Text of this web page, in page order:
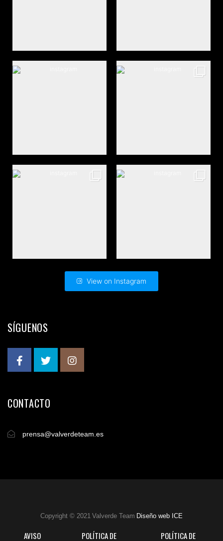
View on Instagram
SÍGUENOS
CONTACTO
prensa@valverdeteam.es
Copyright © 2021 Valverde Team Diseño web ICE
AVISO POLÍTICA DE POLÍTICA DE